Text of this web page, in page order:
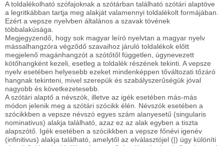
A toldalékolható szófajoknak a szótárban található szótári alaptöve
a legritkábban tartja meg alakját valamennyi toldalékolt formájában.
Ezért a vepsze nyelvben általános a szavak tövének
többalakúsága.
Megjegyzendő, hogy sok magyar leíró nyelvtan a magyar nyelv
mássalhangzóra végződő szavaihoz járuló toldalékok előtt
megjelenő magánhangzót a szótőtől független, úgynevezett
kötőhangként kezeli, esetleg a toldalék részének tekinti. A vepsze
nyelv esetében helyesebb ezeket mindenképpen tőváltozati tőzáró
hangnak tekinteni, mivel szerepük és szabályszerűségük jóval
nagyobb és következetesebb.
A szótári alaptő a névszók, illetve az igék esetében más-más
módon jelenik meg a szótári szócikk élén. Névszók esetében a
szócikkben a vepsze névszó egyes szám alanyesetű (singularis
nominativus) alakja található, azaz ez az alak egyben a tiszta
alapszótő. Igék esetében a szócikkben a vepsze főnévi igenév
(infinitivus) alakja található, amelytől az elválasztójel (|) úgy különíti